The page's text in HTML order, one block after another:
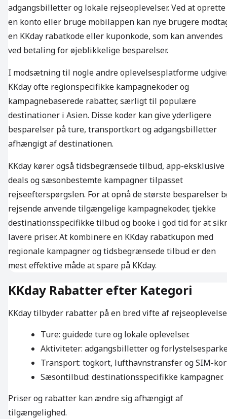
adgangsbilletter og lokale rejseoplevelser. Ved at oprette
en konto eller bruge mobilappen kan nye brugere
en KKday rabatkode eller kuponkode, som kan anvendes
ved betaling for øjeblikkelige besparelser.
I modsætning til nogle andre oplevelsesplatforme
KKday ofte regionspecifikke kampagnekoder og
kampagnebaserede rabatter, særligt til populære
destinationer i Asien. Disse koder kan give yderligere
besparelser på ture, transportkort og adgangsbilletter
afhængigt af destinationen.
KKday kører også tidsbegrænsede tilbud, app-eksklusive
deals og sæsonbestemte kampagner tilpasset
rejseefterspørgslen. For at opnå de største besparelser
rejsende anvende tilgængelige kampagnekoder, tjekke
destinationsspecifikke tilbud og booke i god tid for at
lavere priser. At kombinere en KKday rabatkupon med
regionale kampagner og tidsbegrænsede tilbud er den
mest effektive måde at spare på KKday.
KKday Rabatter efter Kategori
KKday tilbyder rabatter på en bred vifte af
Ture: guidede ture og lokale oplevelser.
Aktiviteter: adgangsbilletter og
Transport: togkort, lufthavnstransfer og SIM-
Sæsontilbud: destinationsspecifikke kampagner.
Priser og rabatter kan ændre sig afhængigt af
tilgængelighed.